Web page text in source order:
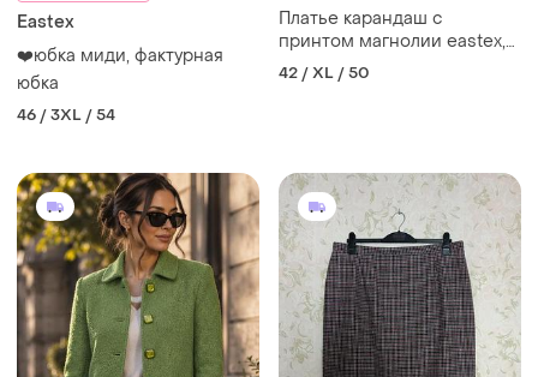
Eastex
❤️юбка миди, фактурная
юбка
46 / 3XL / 54
Платье карандаш с
принтом магнолии eastex,
размер 14/16
42 / XL / 50